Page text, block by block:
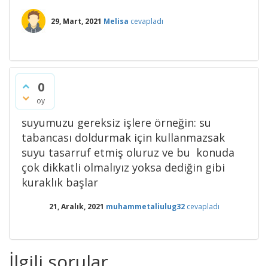
29, Mart, 2021 Melisa cevapladı
0
oy
suyumuzu gereksiz işlere örneğin: su
tabancası doldurmak için kullanmazsak
suyu tasarruf etmiş oluruz ve bu konuda
çok dikkatli olmalıyız yoksa dediğin gibi
kuraklık başlar
21, Aralık, 2021 muhammetaliulug32 cevapladı